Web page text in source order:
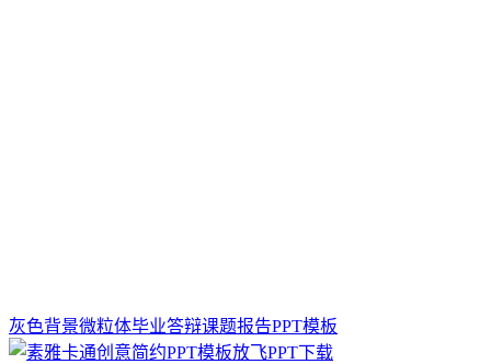
灰色背景微粒体毕业答辩课题报告PPT模板